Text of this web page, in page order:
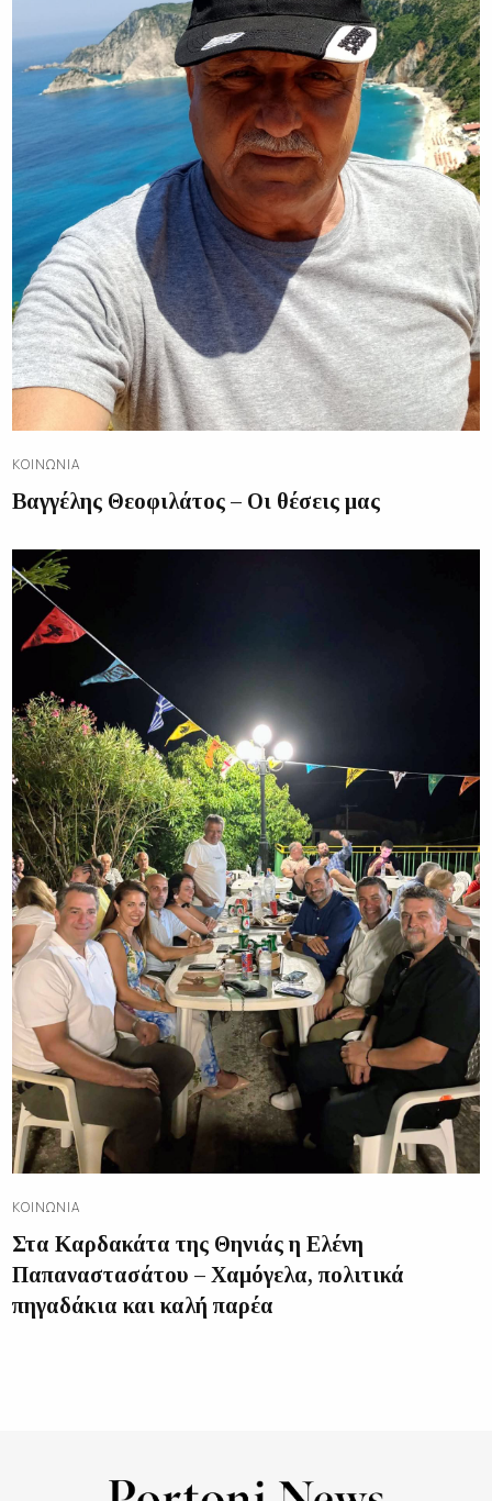
ΚΟΙΝΩΝΊΑ
Βαγγέλης Θεοφιλάτος – Οι θέσεις μας
ΚΟΙΝΩΝΊΑ
Στα Καρδακάτα της Θηνιάς η Ελένη
Παπαναστασάτου – Χαμόγελα, πολιτικά
πηγαδάκια και καλή παρέα